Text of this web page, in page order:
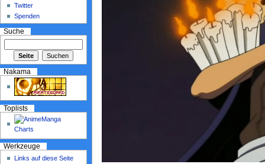
Twitter
Spenden
Suche
Nakama
Toplists
Werkzeuge
Links auf diese Seite